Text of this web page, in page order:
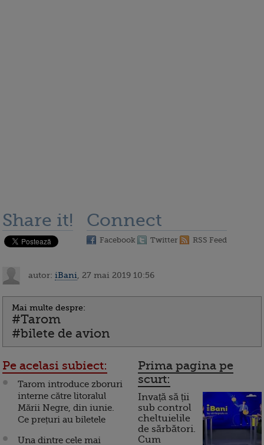
Share it! Connect
Facebook Twitter RSS Feed
autor: iBani , 27 mai 2019 10:56
Mai multe despre:
#Tarom
#bilete de avion
Pe acelasi subiect:
Tarom introduce zboruri
interne către litoralul
Mării Negre, din iunie.
Ce prețuri au biletele
Una dintre cele mai
Prima pagina pe
scurt:
Invață să ții
sub control
cheltuielile
de sărbători.
Cum